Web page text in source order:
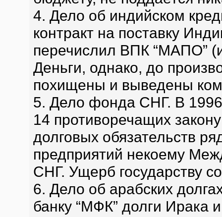
4. Дело об индийском
контракт на поставку
перечислил ВПК “МАПО”
Деньги, однако, до
похищены и выведены
5. Дело фонда СНГ. В
14 противоречащих
долговых обязательств
предприятий некоему
СНГ. Ущерб государству
6. Дело об арабских
банку “МФК” долги Ирака